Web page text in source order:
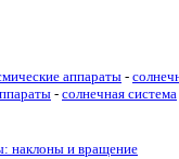
аппараты -
- солнечная система
наклоны и вращение